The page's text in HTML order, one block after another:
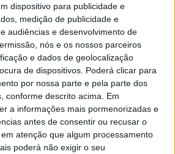
dispositivo para publicidade e
medição de publicidade e
audiências e desenvolvimento de
nós e os nossos parceiros
e dados de geolocalização
de dispositivos. Poderá clicar para
por nossa parte e pela parte dos
conforme descrito acima. Em
a informações mais pormenorizadas e
antes de consentir ou recusar o
em atenção que algum processamento
poderá não exigir o seu
e não consegue usar a
Há uma alternativa a avaliar.
dentista
D. Sebastião, Ceuta: a vida
úteis do trumpismo na Europa